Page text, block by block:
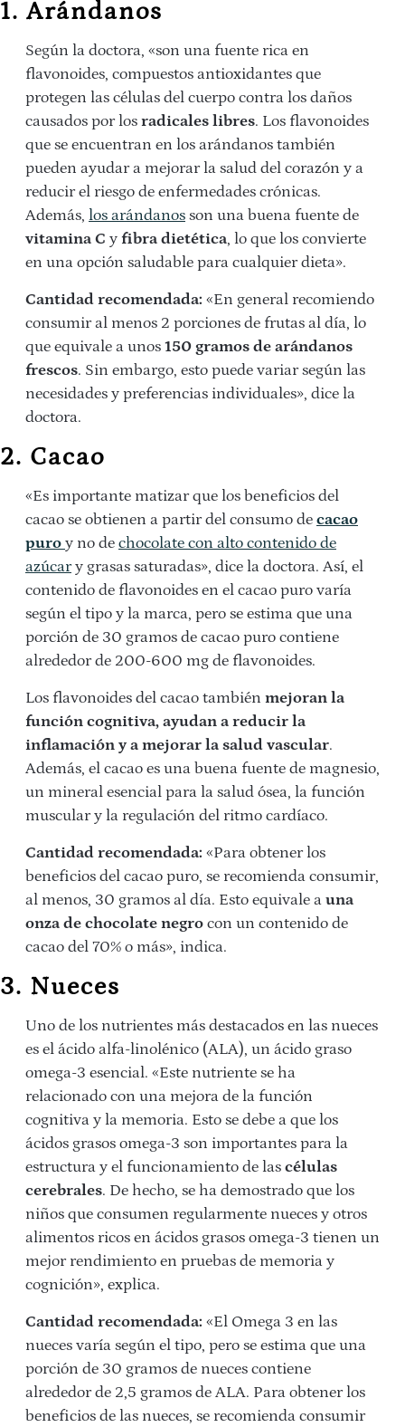
1. Arándanos
Según la doctora, «son una fuente rica en
flavonoides, compuestos antioxidantes que
protegen las células del cuerpo contra los daños
causados por los radicales libres. Los flavonoides
que se encuentran en los arándanos también
pueden ayudar a mejorar la salud del corazón y a
reducir el riesgo de enfermedades crónicas.
Además, los arándanos son una buena fuente de
vitamina C y fibra dietética, lo que los convierte
en una opción saludable para cualquier dieta».
Cantidad recomendada: «En general recomiendo
consumir al menos 2 porciones de frutas al día, lo
que equivale a unos 150 gramos de arándanos
frescos. Sin embargo, esto puede variar según las
necesidades y preferencias individuales», dice la
doctora.
2. Cacao
«Es importante matizar que los beneficios del
cacao se obtienen a partir del consumo de cacao
puro y no de chocolate con alto contenido de
azúcary grasas saturadas», dice la doctora. Así, el
contenido de flavonoides en el cacao puro varía
según el tipo y la marca, pero se estima que una
porción de 30 gramos de cacao puro contiene
alrededor de 200-600 mg de flavonoides.
Los flavonoides del cacao también mejoran la
función cognitiva, ayudan a reducir la
inflamación y a mejorar la salud vascular.
Además, el cacao es una buena fuente de magnesio,
un mineral esencial para la salud ósea, la función
muscular y la regulación del ritmo cardíaco.
Cantidad recomendada: «Para obtener los
beneficios del cacao puro, se recomienda consumir,
al menos, 30 gramos al día. Esto equivale a una
onza de chocolate negro con un contenido de
cacao del 70% o más», indica.
3. Nueces
Uno de los nutrientes más destacados en las nueces
es el ácido alfa-linolénico (ALA), un ácido graso
omega-3 esencial. «Este nutriente se ha
relacionado con una mejora de la función
cognitiva y la memoria. Esto se debe a que los
ácidos grasos omega-3 son importantes para la
estructura y el funcionamiento de las células
cerebrales. De hecho, se ha demostrado que los
niños que consumen regularmente nueces y otros
alimentos ricos en ácidos grasos omega-3 tienen un
mejor rendimiento en pruebas de memoria y
cognición», explica.
Cantidad recomendada: «El Omega 3 en las
nueces varía según el tipo, pero se estima que una
porción de 30 gramos de nueces contiene
alrededor de 2,5 gramos de ALA. Para obtener los
beneficios de las nueces, se recomienda consumir